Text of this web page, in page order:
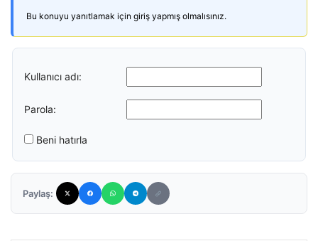
Bu konuyu yanıtlamak için giriş yapmış olmalısınız.
Kullanıcı adı:
Parola:
Beni hatırla
Paylaş: